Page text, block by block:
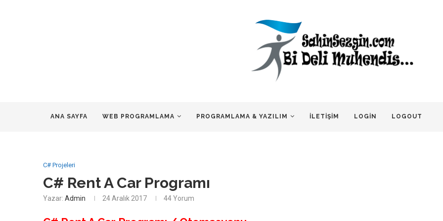
ANA SAYFA WEB PROGRAMLAMA PROGRAMLAMA & YAZILIM İLETIŞIM LOGIN LOGOUT
C# Projeleri
C# Rent A Car Programı
Yazar: Admin 24 Aralık 2017 44 Yorum